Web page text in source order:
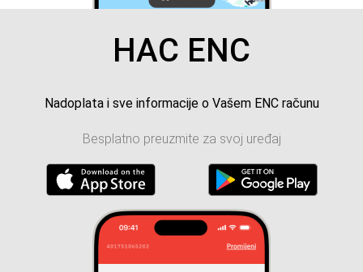
HAC ENC
Nadoplata i sve informacije o Vašem ENC računu
Besplatno preuzmite za svoj uređaj